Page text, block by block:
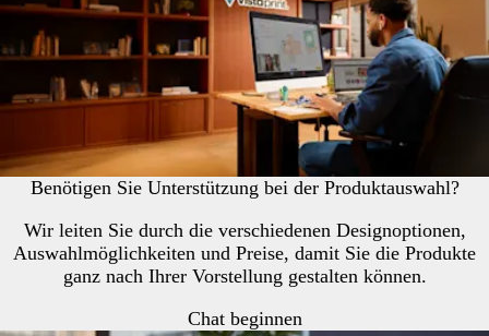
Benötigen Sie Unterstützung bei der Produktauswahl?
Wir leiten Sie durch die verschiedenen Designoptionen,
Auswahlmöglichkeiten und Preise, damit Sie die Produkte
ganz nach Ihrer Vorstellung gestalten können.
Chat beginnen